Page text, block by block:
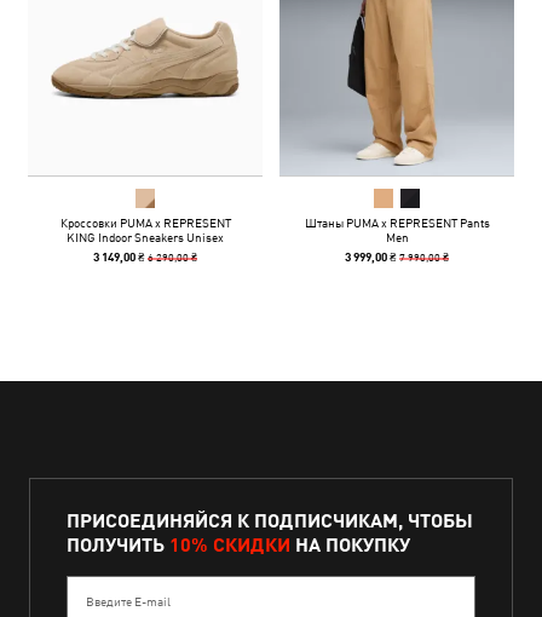
Кроссовки PUMA x REPRESENT
KING Indoor Sneakers Unisex
3 149,00 ₴6 290,00 ₴
Штаны PUMA x REPRESENT Pants
Men
3 999,00 ₴7 990,00 ₴
ПРИСОЕДИНЯЙСЯ К ПОДПИСЧИКАМ, ЧТОБЫ
ПОЛУЧИТЬ 10% СКИДКИ НА ПОКУПКУ
Введите E-mail